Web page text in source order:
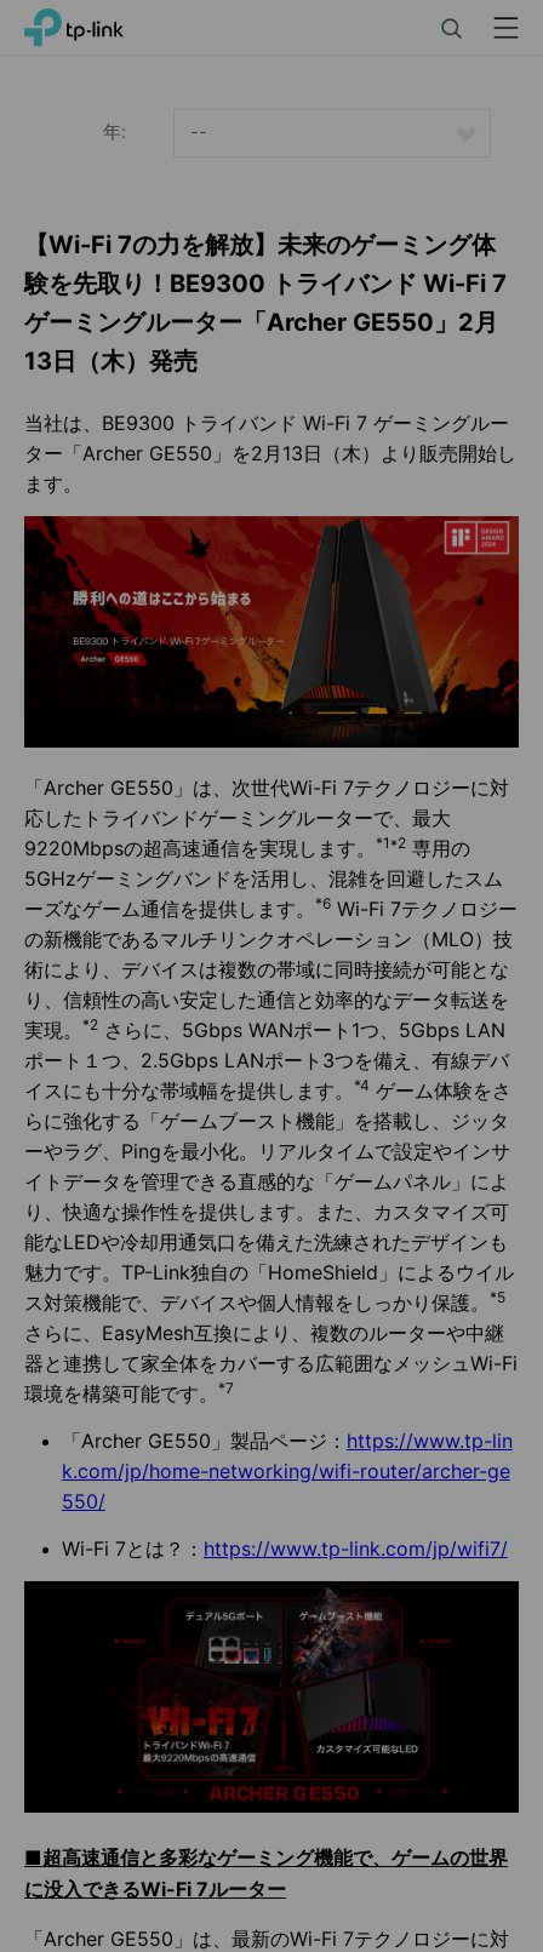
ClickTP-Link, Reliably Smart Menu
年: --
【Wi-Fi 7の力を解放】未来のゲーミング体
験を先取り！BE9300 トライバンド Wi-Fi 7
ゲーミングルーター「Archer GE550」2月
13日（木）発売
当社は、BE9300 トライバンド Wi-Fi 7 ゲーミングルー
ター「Archer GE550」を2月13日（木）より販売開始し
ます。
「Archer GE550」は、次世代Wi-Fi 7テクノロジーに対
応したトライバンドゲーミングルーターで、最大
9220Mbpsの超高速通信を実現します。
*1*2 専用の
5GHzゲーミングバンドを活用し、混雑を回避したスム
ーズなゲーム通信を提供します。
*6 Wi-Fi 7テクノロジー
の新機能であるマルチリンクオペレーション（MLO）技
術により、デバイスは複数の帯域に同時接続が可能とな
り、信頼性の高い安定した通信と効率的なデータ転送を
実現。
*2 さらに、5Gbps WANポート1つ、5Gbps LAN
ポート１つ、2.5Gbps LANポート3つを備え、有線デバ
イスにも十分な帯域幅を提供します。
*4 ゲーム体験をさ
らに強化する「ゲームブースト機能」を搭載し、ジッタ
ーやラグ、Pingを最小化。リアルタイムで設定やインサ
イトデータを管理できる直感的な「ゲームパネル」によ
り、快適な操作性を提供します。また、カスタマイズ可
能なLEDや冷却用通気口を備えた洗練されたデザインも
魅力です。TP-Link独自の「HomeShield」によるウイル
ス対策機能で、デバイスや個人情報をしっかり保護。
*5
さらに、EasyMesh互換により、複数のルーターや中継
器と連携して家全体をカバーする広範囲なメッシュWi-Fi
環境を構築可能です。
*7
「Archer GE550」製品ページ： https://www.tp-lin
k.com/jp/home-networking/wifi-router/archer-ge
550/
Wi-Fi 7とは？： https://www.tp-link.com/jp/wifi7/
■超高速通信と多彩なゲーミング機能で、ゲームの世界
に没入できるWi-Fi 7ルーター
「Archer GE550」は、最新のWi-Fi 7テクノロジーに対